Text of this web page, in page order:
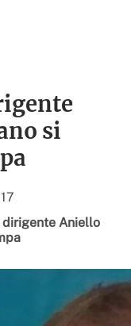
si
dirigente Aniello